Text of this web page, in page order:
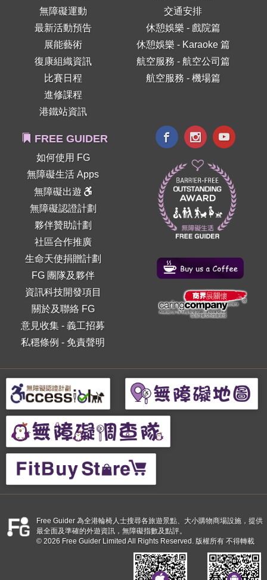
無障礙運動
最新活動預告
展能藝術
復康組織資訊
比賽日程
進修課程
港鐵站資訊
交通安排
休憩娛樂 - 戲院篇
休憩娛樂 - Karaoke 篇
航空服務 - 航空公司篇
航空服務 - 機場篇
FREE GUIDER
如何使用 FG
無障礙生活 Apps
無障礙出遊
無障礙認證計劃
夥伴贊助計劃
社區合作推廣
生命天使捐贈計劃
FG 團隊及夥伴
資訊科技開發項目
關於及聯絡 FG
意見收集 -義工招募
私穩條例 - 免責聲明
Free Guider 為全港輪椅人士搜尋各旅遊景點、大小購物商場設施，提供
最全面及準確的外遊資訊，無障礙指數及點評。
© 2026 Free Guider Limited All Rights Reserved. 版權所有 不得轉載